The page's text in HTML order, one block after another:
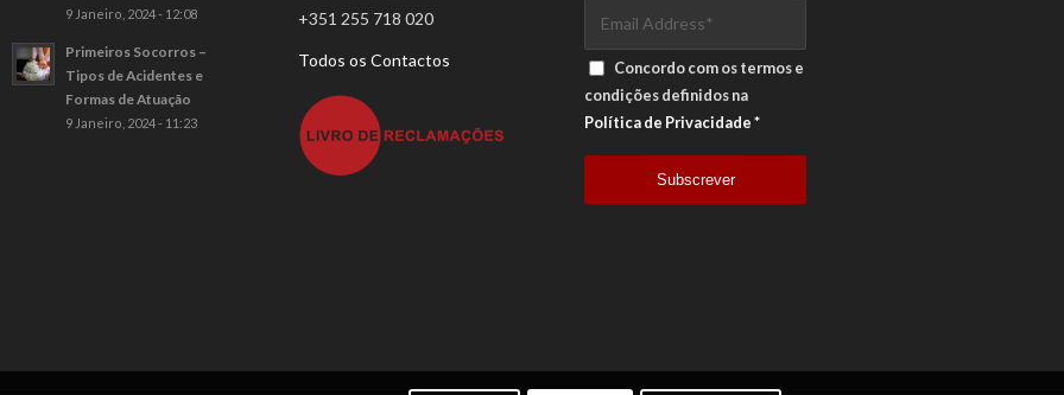
9 Janeiro, 2024 - 12:08
Primeiros Socorros –
Tipos de Acidentes e
Formas de Atuação
9 Janeiro, 2024 - 11:23
+351 255 718 020
Todos os Contactos
Concordo com os termos e
condições definidos na
Política de Privacidade *